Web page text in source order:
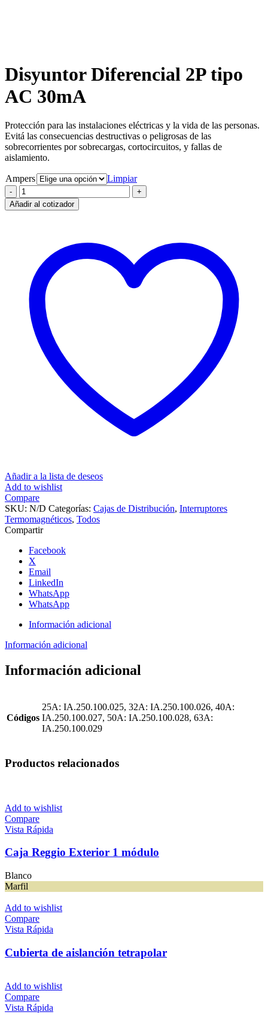
Disyuntor Diferencial 2P tipo
AC 30mA
Protección para las instalaciones eléctricas y la vida de las personas.
Evitá las consecuencias destructivas o peligrosas de las
sobrecorrientes por sobrecargas, cortocircuitos, y fallas de
aislamiento.
Ampers
Limpiar
Disyuntor
Diferencial
2P
cantidad
Añadir al cotizador
Añadir a la lista de deseos
Add to wishlist
Compare
SKU: N/D Categorías: Cajas de Distribución, Interruptores
Termomagnéticos, Todos
Compartir
Facebook
X
Email
LinkedIn
WhatsApp
WhatsApp
Información adicional
Información adicional
Información adicional
Códigos
25A: IA.250.100.025, 32A: IA.250.100.026, 40A:
IA.250.100.027, 50A: IA.250.100.028, 63A:
IA.250.100.029
Productos relacionados
Add to wishlist
Compare
Vista Rápida
Caja Reggio Exterior 1 módulo
Blanco
Marfil
Add to wishlist
Compare
Vista Rápida
Cubierta de aislanción tetrapolar
Add to wishlist
Compare
Vista Rápida